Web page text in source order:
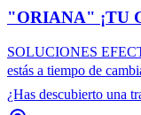
"ORIANA" ¡TU
SOLUCIONES
estás a tiempo de
¿Has descubierto una